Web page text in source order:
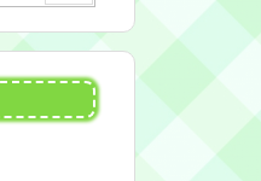
は違う場
お昼の軽食
年7月24日